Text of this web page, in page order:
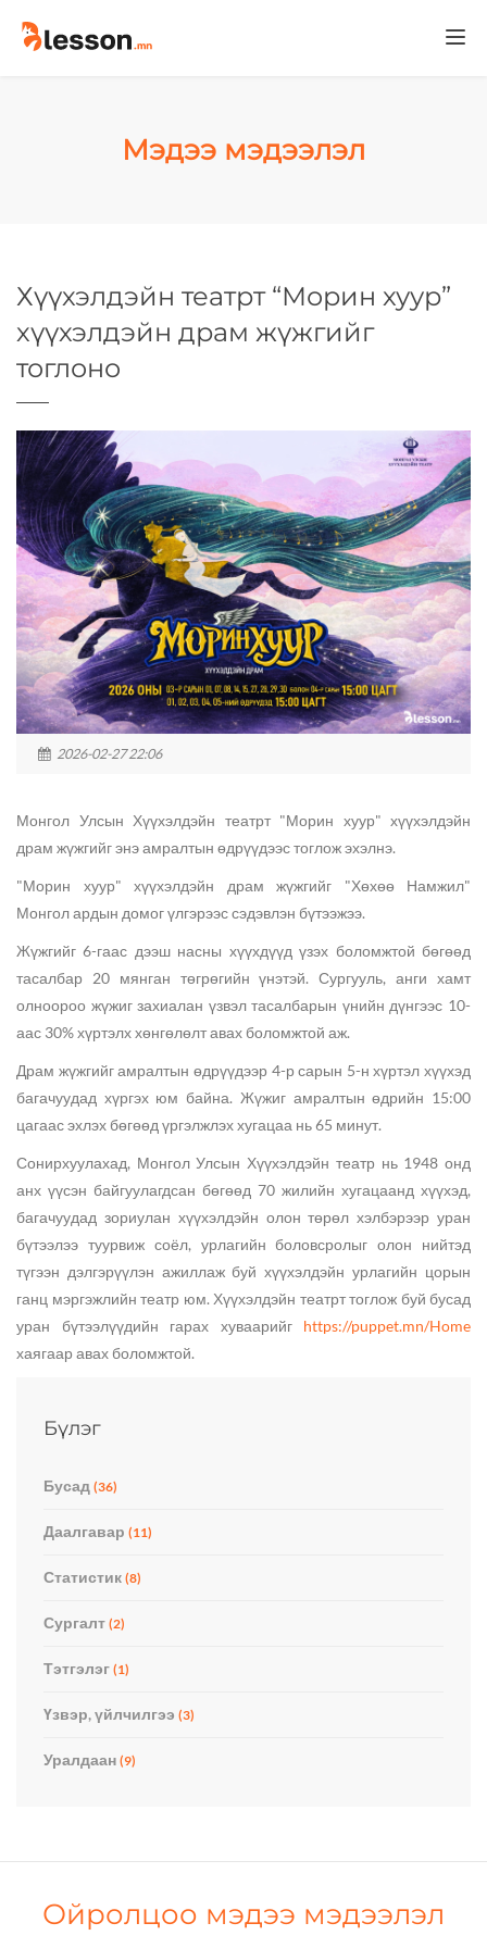
Мэдээ мэдээлэл
Хүүхэлдэйн театрт “Морин хуур”
хүүхэлдэйн драм жүжгийг
тоглоно
2026-02-27 22:06
Монгол Улсын Хүүхэлдэйн театрт "Морин хуур" хүүхэлдэйн
драм жүжгийг энэ амралтын өдрүүдээс тоглож эхэлнэ.
"Морин хуур" хүүхэлдэйн драм жүжгийг "Хөхөө Намжил"
Монгол ардын домог үлгэрээс сэдэвлэн бүтээжээ.
Жүжгийг 6-гаас дээш насны хүүхдүүд үзэх боломжтой бөгөөд
тасалбар 20 мянган төгрөгийн үнэтэй. Сургууль, анги хамт
олноороо жүжиг захиалан үзвэл тасалбарын үнийн дүнгээс 10-
аас 30% хүртэлх хөнгөлөлт авах боломжтой аж.
Драм жүжгийг амралтын өдрүүдээр 4-р сарын 5-н хүртэл хүүхэд
багачуудад хүргэх юм байна. Жүжиг амралтын өдрийн 15:00
цагаас эхлэх бөгөөд үргэлжлэх хугацаа нь 65 минут.
Сонирхуулахад, Монгол Улсын Хүүхэлдэйн театр нь 1948 онд
анх үүсэн байгуулагдсан бөгөөд 70 жилийн хугацаанд хүүхэд,
багачуудад зориулан хүүхэлдэйн олон төрөл хэлбэрээр уран
бүтээлээ туурвиж соёл, урлагийн боловсролыг олон нийтэд
түгээн дэлгэрүүлэн ажиллаж буй хүүхэлдэйн урлагийн цорын
ганц мэргэжлийн театр юм. Хүүхэлдэйн театрт тоглож буй бусад
уран бүтээлүүдийн гарах хуваарийг https://puppet.mn/Home
хаягаар авах боломжтой.
Бүлэг
Бусад (36)
Даалгавар (11)
Статистик (8)
Сургалт (2)
Тэтгэлэг (1)
Үзвэр, үйлчилгээ (3)
Уралдаан (9)
Ойролцоо мэдээ мэдээлэл